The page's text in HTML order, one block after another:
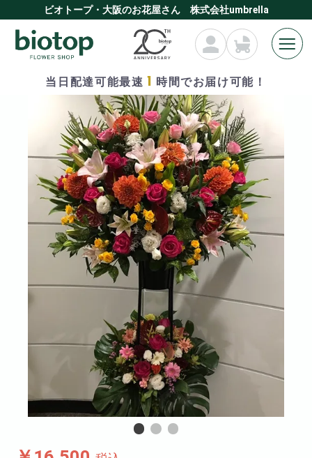
ビオトープ・大阪のお花屋さん 株式会社umbrella
当日配達可能最速 1 時間でお届け可能！